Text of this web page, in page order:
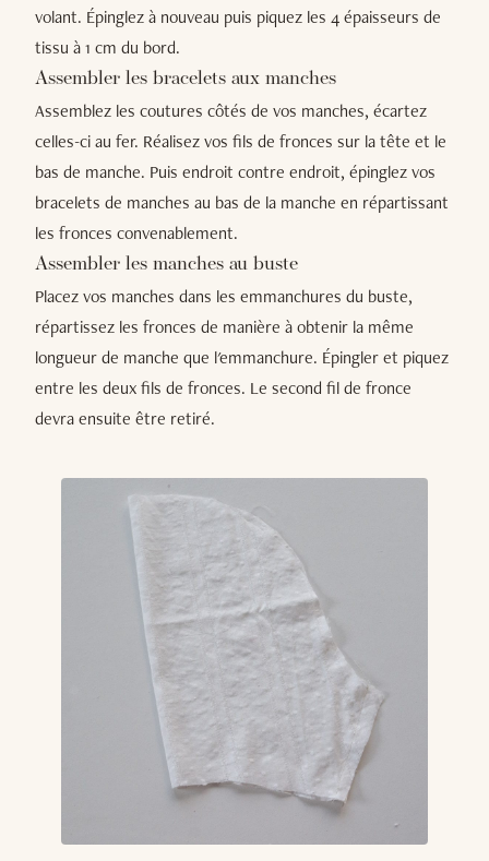
volant. Épinglez à nouveau puis piquez les 4 épaisseurs de
tissu à 1 cm du bord.
Assembler les bracelets aux manches
Assemblez les coutures côtés de vos manches, écartez
celles-ci au fer. Réalisez vos fils de fronces sur la tête et le
bas de manche. Puis endroit contre endroit, épinglez vos
bracelets de manches au bas de la manche en répartissant
les fronces convenablement.
Assembler les manches au buste
Placez vos manches dans les emmanchures du buste,
répartissez les fronces de manière à obtenir la même
longueur de manche que l'emmanchure. Épingler et piquez
entre les deux fils de fronces. Le second fil de fronce
devra ensuite être retiré.